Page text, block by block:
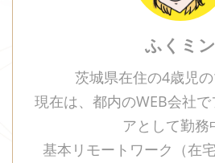
ふくミン
茨城県在住の4歳児の
現在は、都内のWEB会社
アとして勤務
基本リモートワーク（在